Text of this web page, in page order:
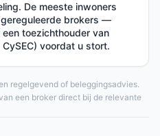
De meeste inwoners
gereguleerde brokers —
toezichthouder van
voordat u stort.
regelgevend of beleggingsadvies.
een broker direct bij de relevante